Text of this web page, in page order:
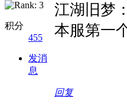
积分
455
发消
息
江湖旧梦
本服第一
回复